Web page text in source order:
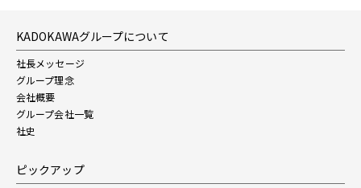
KADOKAWAグループについて
社長メッセージ
グループ理念
会社概要
グループ会社一覧
社史
ピックアップ